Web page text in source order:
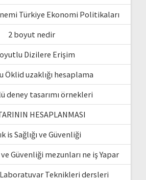
Türkiye Ekonomi Politikaları
2 boyut nedir
Dizilere Erişim
Öklid uzaklığı hesaplama
deney tasarımı örnekleri
HESAPLANMASI
is Sağlığı ve Güvenliği
ve Güvenliği mezunları ne iş Yapar
Laboratuvar Teknikleri dersleri